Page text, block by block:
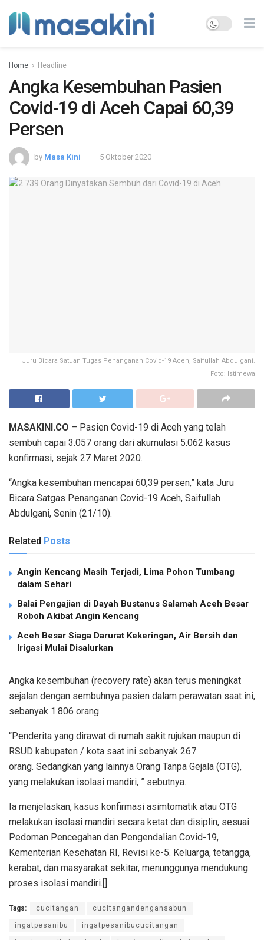
Home Headline
Angka Kesembuhan Pasien
Covid-19 di Aceh Capai 60,39
Persen
by Masa Kini 5 Oktober 2020
Juru Bicara Satuan Tugas Penanganan Covid-19 Aceh, Saifullah Abdulgani.
Foto: Istimewa
MASAKINI.CO – Pasien Covid-19 di Aceh yang telah
sembuh capai 3.057 orang dari akumulasi 5.062 kasus
konfirmasi, sejak 27 Maret 2020.
“Angka kesembuhan mencapai 60,39 persen,” kata Juru
Bicara Satgas Penanganan Covid-19 Aceh, Saifullah
Abdulgani, Senin (21/10).
Related Posts
Angin Kencang Masih Terjadi, Lima Pohon Tumbang
dalam Sehari
Balai Pengajian di Dayah Bustanus Salamah Aceh Besar
Roboh Akibat Angin Kencang
Aceh Besar Siaga Darurat Kekeringan, Air Bersih dan
Irigasi Mulai Disalurkan
Angka kesembuhan (recovery rate) akan terus meningkat
sejalan dengan sembuhnya pasien dalam perawatan saat ini,
sebanyak 1.806 orang.
“Penderita yang dirawat di rumah sakit rujukan maupun di
RSUD kabupaten / kota saat ini sebanyak 267
orang. Sedangkan yang lainnya Orang Tanpa Gejala (OTG),
yang melakukan isolasi mandiri, ” sebutnya.
Ia menjelaskan, kasus konfirmasi asimtomatik atau OTG
melakukan isolasi mandiri secara ketat dan disiplin, sesuai
Pedoman Pencegahan dan Pengendalian Covid-19,
Kementerian Kesehatan RI, Revisi ke-5. Keluarga, tetangga,
kerabat, dan masyarakat sekitar, menunggunya mendukung
proses isolasi mandiri.[]
Tags: cucitangan cucitangandengansabun
ingatpesanibu ingatpesanibucucitangan